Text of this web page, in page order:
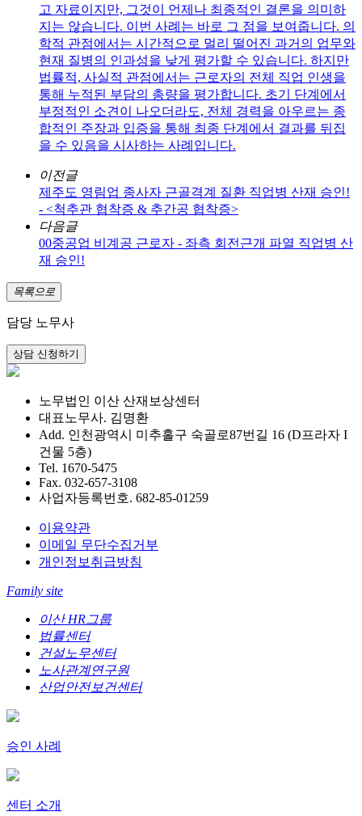
고 자료이지만, 그것이 언제나 최종적인 결론을 의미하
지는 않습니다. 이번 사례는 바로 그 점을 보여줍니다. 의
학적 관점에서는 시간적으로 멀리 떨어진 과거의 업무와
현재 질병의 인과성을 낮게 평가할 수 있습니다. 하지만
법률적, 사실적 관점에서는 근로자의 전체 직업 인생을
통해 누적된 부담의 총량을 평가합니다. 초기 단계에서
부정적인 소견이 나오더라도, 전체 경력을 아우르는 종
합적인 주장과 입증을 통해 최종 단계에서 결과를 뒤집
을 수 있음을 시사하는 사례입니다.
이전글
제주도 영림업 종사자 근골격계 질환 직업병 산재 승인!
- <척추관 협착증 & 추간공 협착증>
다음글
00중공업 비계공 근로자 - 좌측 회전근개 파열 직업병 산
재 승인!
목록으로
담당 노무사
노무법인 이산 산재보상센터
대표노무사. 김명환
Add. 인천광역시 미추홀구 숙골로87번길 16 (D프라자 I
건물 5층)
Tel. 1670-5475
Fax. 032-657-3108
사업자등록번호. 682-85-01259
이용약관
이메일 무단수집거부
개인정보취급방침
Family site
이산 HR그룹
법률센터
건설노무센터
노사관계연구원
산업안전보건센터
승인 사례
센터 소개